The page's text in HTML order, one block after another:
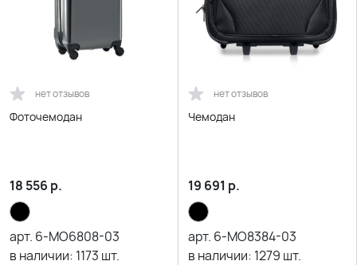
нет отзывов
Фоточемодан
18 556 р.
арт. 6-MO6808-03
в наличии: 1173 шт.
нет отзывов
Чемодан
19 691 р.
арт. 6-MO8384-03
в наличии: 1279 шт.